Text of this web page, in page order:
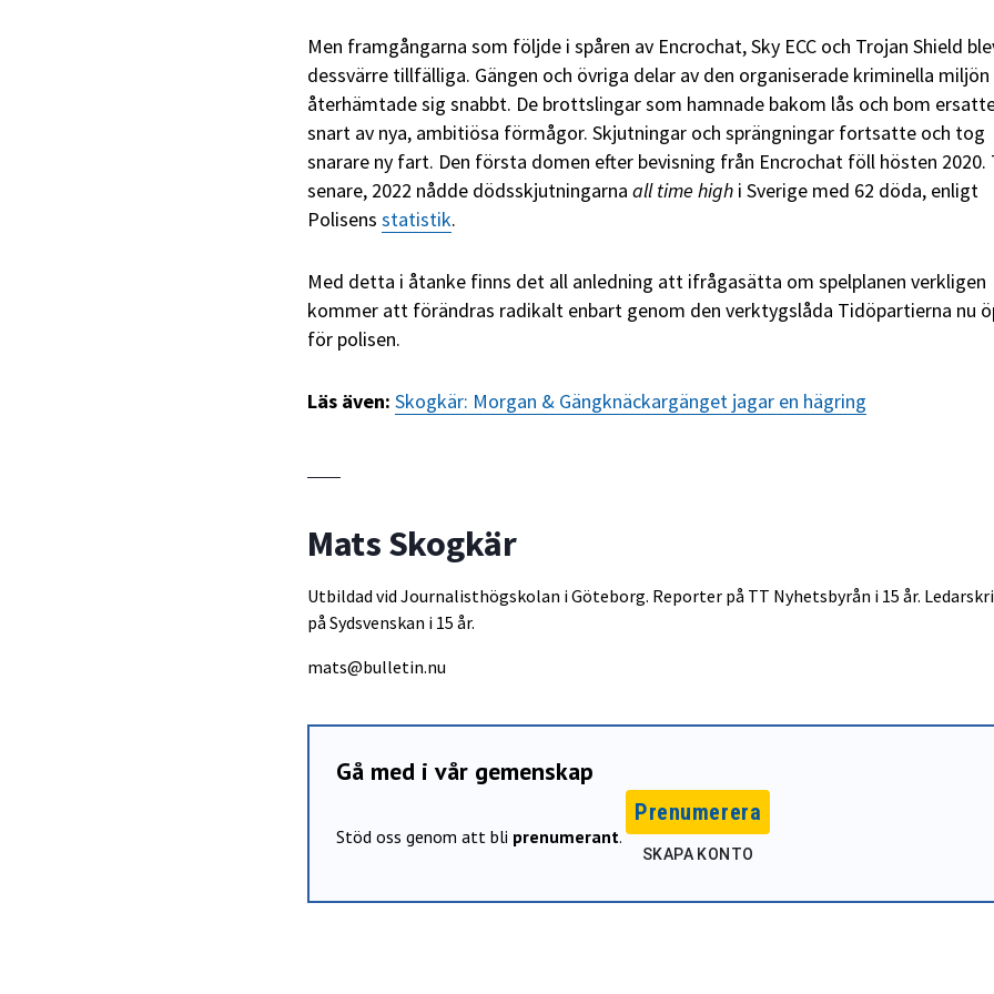
Men framgångarna som följde i spåren av Encrochat, Sky ECC och Trojan Shield
dessvärre tillfälliga. Gängen och övriga delar av den organiserade kriminella miljön
återhämtade sig snabbt. De brottslingar som hamnade bakom lås och bom
snart av nya, ambitiösa förmågor. Skjutningar och sprängningar fortsatte och tog
snarare ny fart. Den första domen efter bevisning från Encrochat föll hösten 2020.
senare, 2022 nådde dödsskjutningarna all time high i Sverige med 62 döda, enligt
Polisens statistik.
Med detta i åtanke finns det all anledning att ifrågasätta om spelplanen verkligen
kommer att förändras radikalt enbart genom den verktygslåda Tidöpartierna nu
för polisen.
Läs även: Skogkär: Morgan & Gängknäckargänget jagar en hägring
Mats Skogkär
Utbildad vid Journalisthögskolan i Göteborg. Reporter på TT Nyhetsbyrån i 15 år.
på Sydsvenskan i 15 år.
mats@bulletin.nu
Gå med i vår gemenskap
Stöd oss genom att bli prenumerant.
Prenumerera
SKAPA KONTO